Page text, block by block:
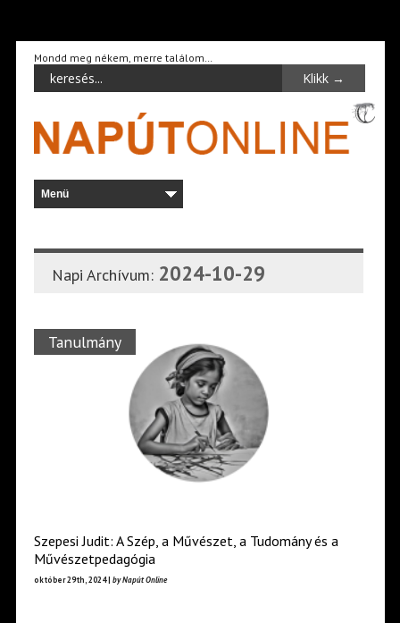
Mondd meg nékem, merre találom…
Napi Archívum: 2024-10-29
Tanulmány
Szepesi Judit: A Szép, a Művészet, a Tudomány és a
Művészetpedagógia
október 29th, 2024 | by Napút Online